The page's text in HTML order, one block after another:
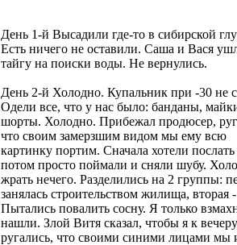
День 1-й Высадили где-то в сибирской
Есть ничего не оставили. Саша и Вася
тайгу на поиски воды. Не вернулись.
День 2-й Холодно. Купальник при -30 не
Одели все, что у нас было: банданы,
шорты. Холодно. Прибежал продюсер,
что своим замерзшим видом мы ему всю
картинку портим. Сначала хотели
потом просто поймали и сняли шубу.
жрать нечего. Разделились на 2 группы:
занялась строительством жилища,
Пытались повалить сосну. Я только
нашли. Злой Витя сказал, чтобы я к
ругались, что своими синими лицами мы